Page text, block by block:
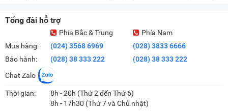
Tổng đài hỗ trợ
Mua hàng:
Bảo hành:
Phía Bắc & Trung
(024) 3568 6969
(028) 38 333 222
Phía Nam
(028) 3833 6666
(028) 38 333 222
Chat Zalo
Thời gian:
8h - 20h (Thứ 2 đến Thứ 6)
8h - 17h30 (Thứ 7 và Chủ nhật)